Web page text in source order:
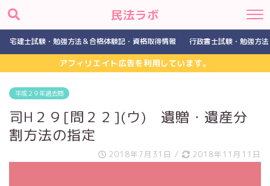
民法ラボ
宅建士試験・勉強方法＆合格体験記・資格取得情報 行政書士試験・勉強方
アフィリエイト広告を利用しています。
平成２９年過去問
司H２９[問２２](ウ) 遺贈・遺産分
割方法の指定
2018年7月31日 / 2018年11月11日